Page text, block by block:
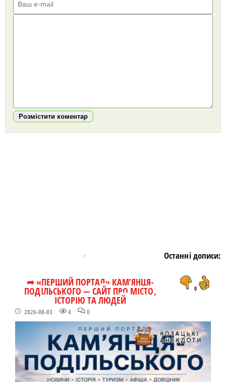
Розмістити коментар
Останні дописи:
➦ «ПЕРШИЙ ПОРТАЛ» КАМ’ЯНЦЯ-
ПОДІЛЬСЬКОГО — САЙТ ПРО МІСТО,
ІСТОРІЮ ТА ЛЮДЕЙ
2026-08-03 4 0
0